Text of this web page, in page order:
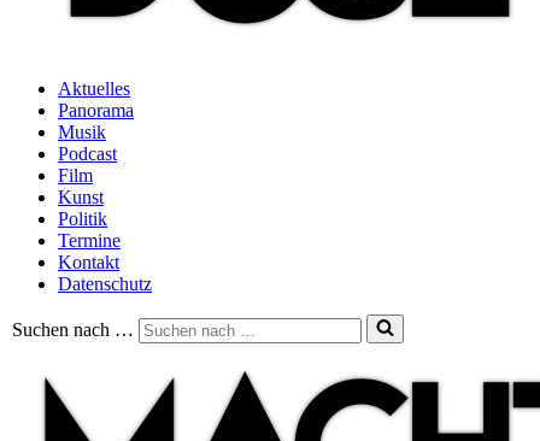
Aktuelles
Panorama
Musik
Podcast
Film
Kunst
Politik
Termine
Kontakt
Datenschutz
Suchen nach …